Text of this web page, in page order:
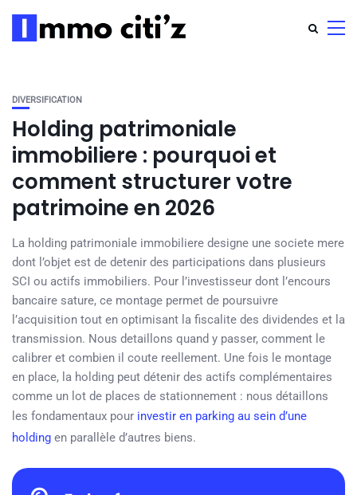
DIVERSIFICATION
Holding patrimoniale
immobiliere : pourquoi et
comment structurer votre
patrimoine en 2026
La holding patrimoniale immobiliere designe une societe mere
dont l’objet est de detenir des participations dans plusieurs
SCI ou actifs immobiliers. Pour l’investisseur dont l’encours
bancaire sature, ce montage permet de poursuivre
l’acquisition tout en optimisant la fiscalite des dividendes et la
transmission. Nous detaillons quand y passer, comment le
calibrer et combien il coute reellement. Une fois le montage
en place, la holding peut détenir des actifs complémentaires
comme un lot de places de stationnement : nous détaillons
les fondamentaux pour investir en parking au sein d’une
holding en parallèle d’autres biens.